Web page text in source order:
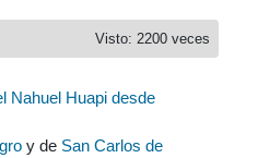
Visto: 2200 veces
Nahuel Huapi desde
y de San Carlos de